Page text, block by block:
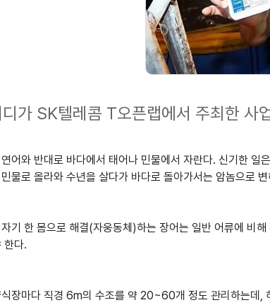
가 SK텔레콤 T오픈랩에서 주최한 사
어와 반대로 바다에서 태어나 민물에서 자란다. 신기한 일
물로 올라와 수년을 살다가 바다로 돌아가서는 암놈으로
기 한 몸으로 해결(자웅동체)하는 장어는 일반 어류에 비
한다.
장마다 직경 6m의 수조를 약 20~60개 정도 관리하는데,